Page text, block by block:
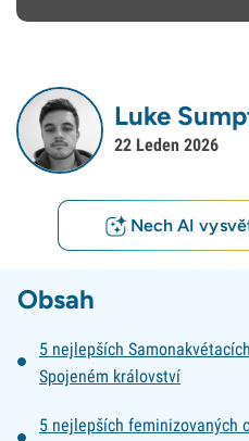
Luke
22 Leden 2026
Nech AI
Obsah
5 nejlepších
Spojeném království
5 nejlepších feminizovaných